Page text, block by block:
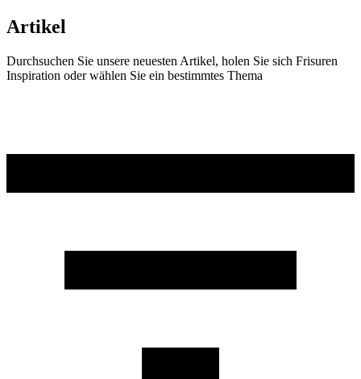
Artikel
Durchsuchen Sie unsere neuesten Artikel, holen Sie sich Frisuren
Inspiration oder wählen Sie ein bestimmtes Thema